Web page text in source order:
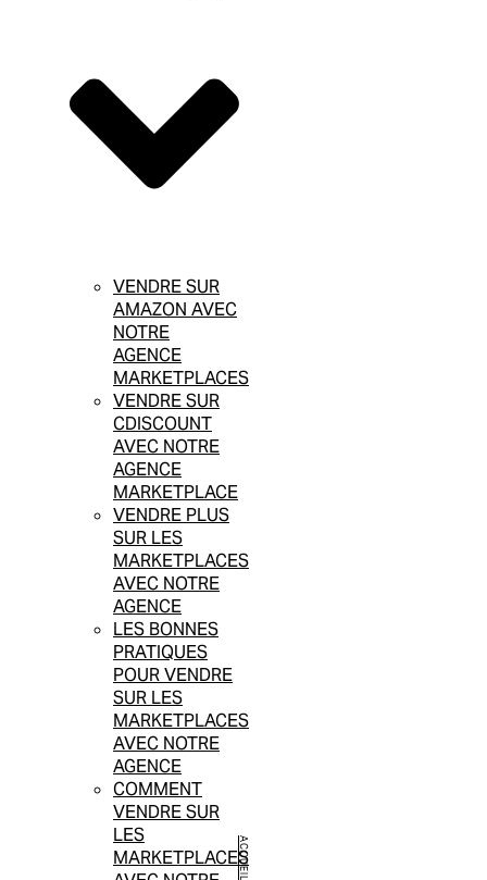
VENDRE SUR
AMAZON AVEC
NOTRE
AGENCE
MARKETPLACES
VENDRE SUR
CDISCOUNT
AVEC NOTRE
AGENCE
MARKETPLACE
VENDRE PLUS
SUR LES
MARKETPLACES
AVEC NOTRE
AGENCE
LES BONNES
PRATIQUES
POUR VENDRE
SUR LES
MARKETPLACES
AVEC NOTRE
AGENCE
COMMENT
VENDRE SUR
LES
MARKETPLACES
ACCUEIL